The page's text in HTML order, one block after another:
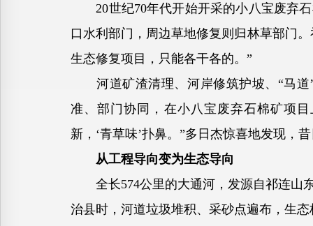
20世纪70年代开始开采的小八宝废弃石
口水利部门，周边草地修复则归林草部门
生态修复项目，只能各干各的。”
河道矿渣清理、河岸修筑护坡、“马道”
准、部门协同，在小八宝废弃石棉矿项
新，‘青草味’扑鼻。”多日杰惊喜地发现，
从工程导向变为生态导向
全长574公里的大通河，发源自祁连山
治县时，河道垃圾堆积、采砂点遍布，生